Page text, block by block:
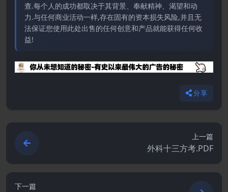
查.每个人的成功都取决于其背景、奉献精神、渴望和动
力.与任何商业活动一样,存在固有的资本损失风险,并且无
法保证您使用此处出售的任何创意和产品就能获得任何收
益!
分享
上一篇
外科十三方考.PDF
下一篇